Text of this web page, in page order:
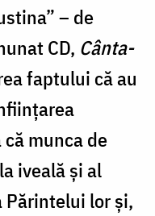
– de
CD, Cânta-
faptului că au
munca de
iveală și al
lor și,